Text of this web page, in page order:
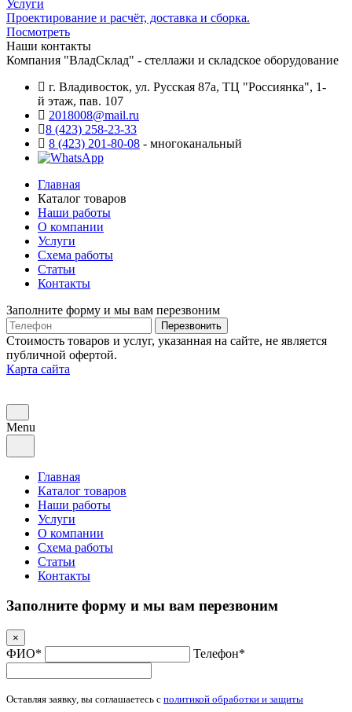
Услуги
Проектирование и расчёт, доставка и сборка.
Посмотреть
Наши контакты
Компания "ВладСклад" - стеллажи и складское оборудование
г. Владивосток, ул. Русская 87а, ТЦ "Россиянка", 1-
й этаж, пав. 107
2018008@mail.ru
8 (423) 258-23-33
8 (423) 201-80-08 - многоканальный
Главная
Каталог товаров
Наши работы
О компании
Услуги
Схема работы
Статьи
Контакты
Заполните форму и мы вам перезвоним
Телефон
Перезвонить
Стоимость товаров и услуг, указанная на сайте, не является
публичной офертой.
Карта сайта
Menu
Главная
Каталог товаров
Наши работы
Услуги
О компании
Схема работы
Статьи
Контакты
Заполните форму и мы вам перезвоним
×
ФИО* Телефон*
Оставляя заявку, вы соглашаетесь с политикой обработки и защиты